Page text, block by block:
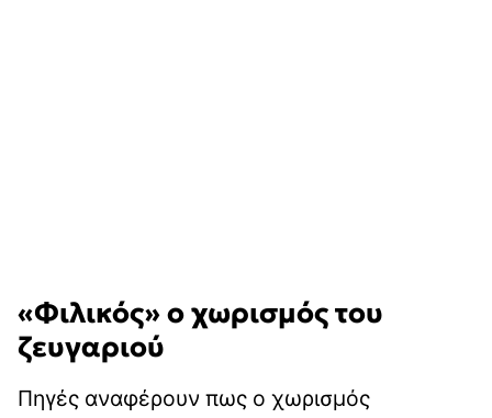
«Φιλικός» ο χωρισμός του
ζευγαριού
Πηγές αναφέρουν πως ο χωρισμός